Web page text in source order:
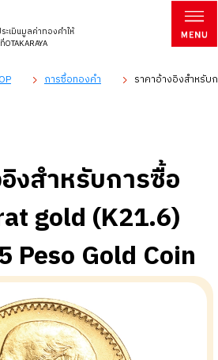
ะเมินมูลค่าทองคำให้
การซื้อทองคำ ราคาอ้างอิงสำหรับ
งสำหรับการซื้อ
gold (K21.6)
Peso Gold Coin